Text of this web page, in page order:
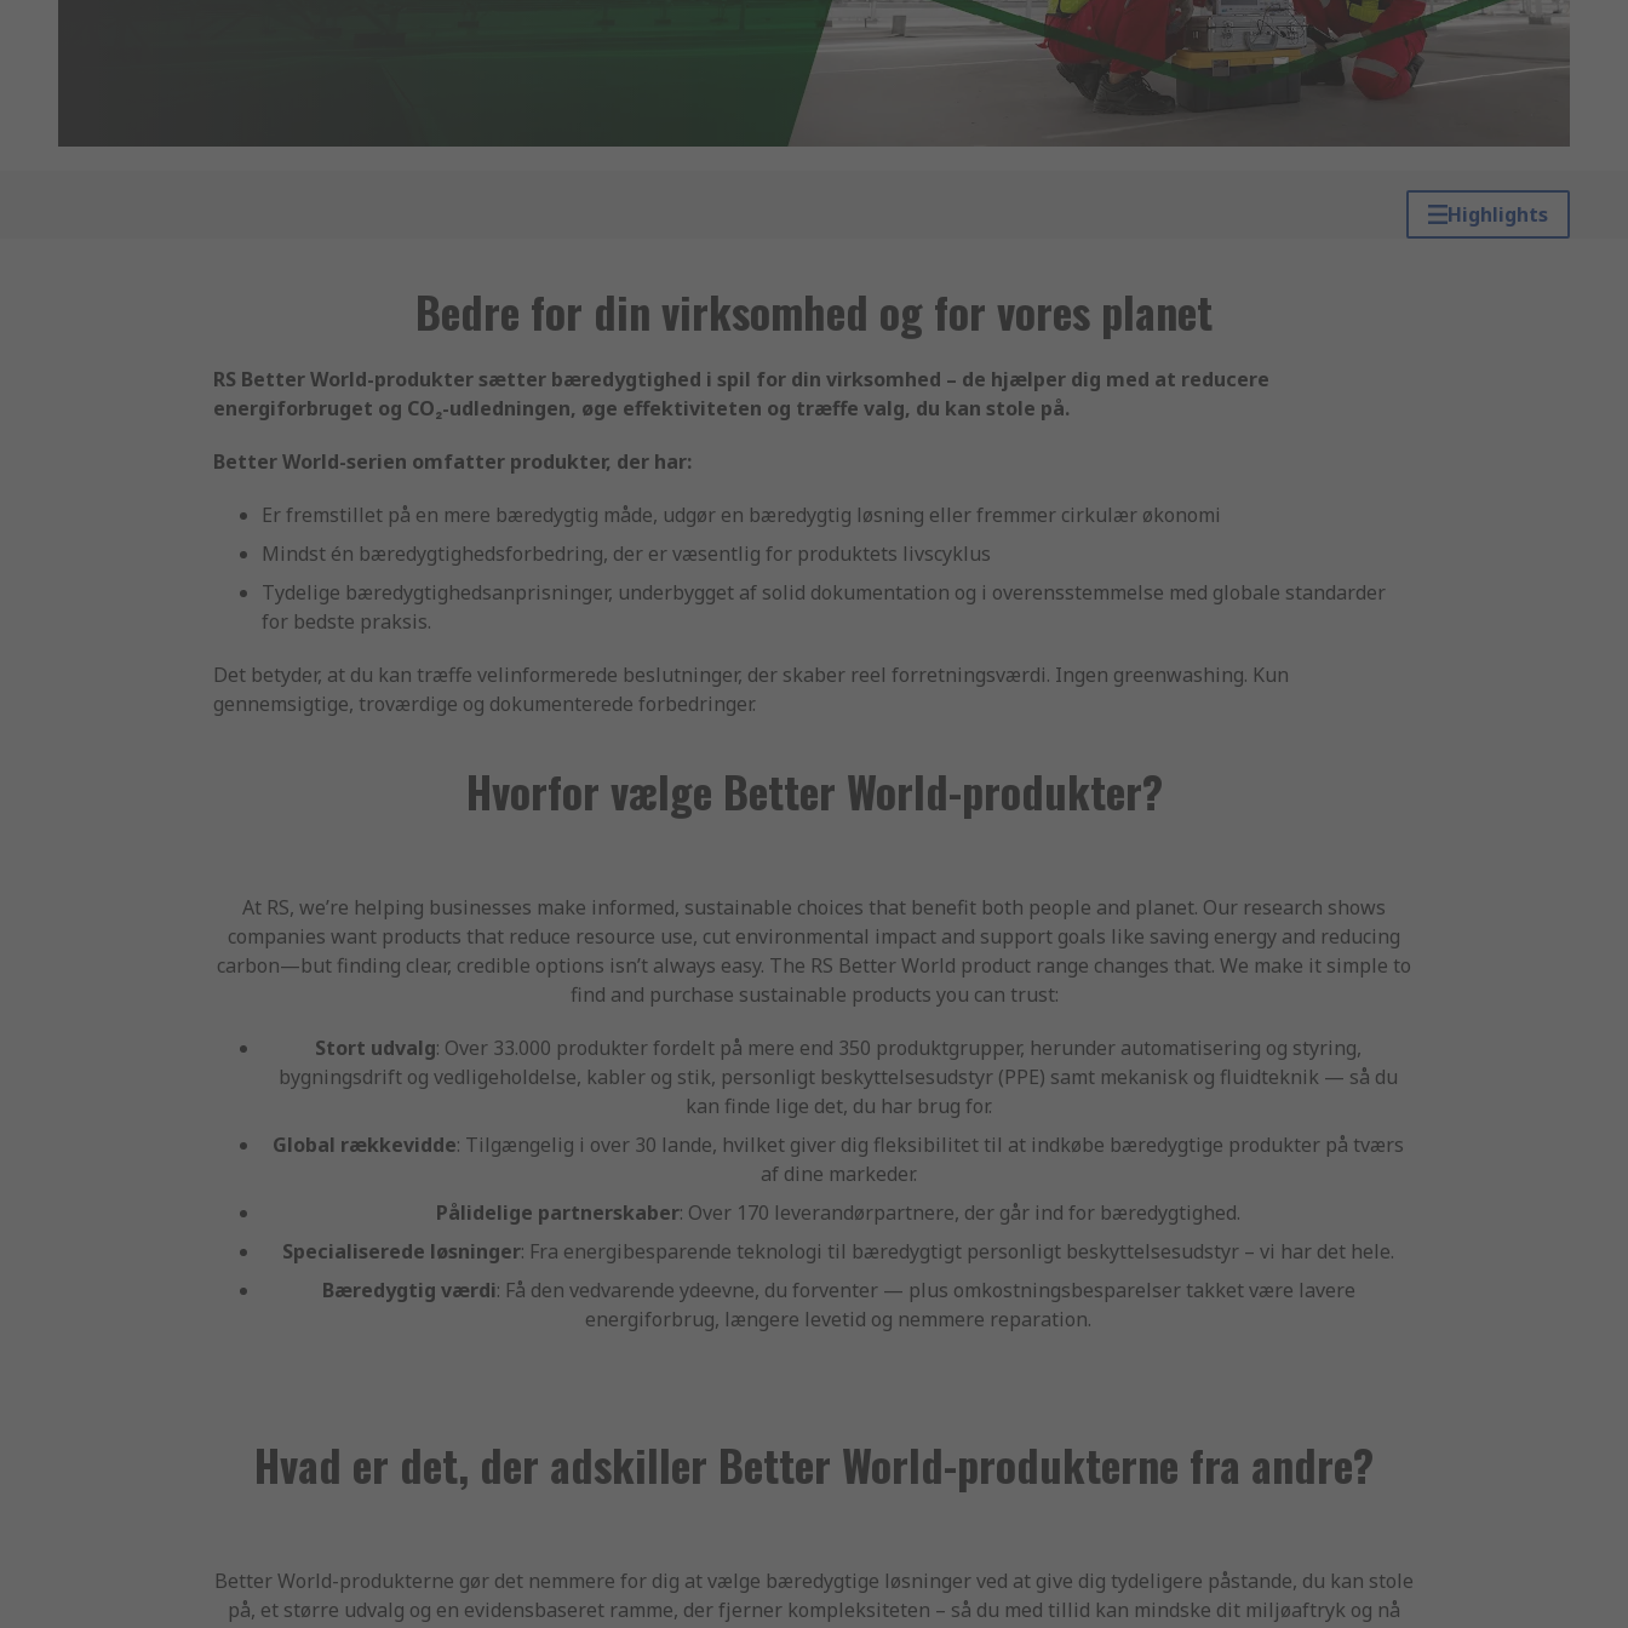
Highlights
Bedre for din virksomhed og for vores planet
RS Better World-produkter sætter bæredygtighed i spil for din virksomhed – de hjælper dig med at reducere
energiforbruget og CO₂-udledningen, øge effektiviteten og træffe valg, du kan stole på.
Better World-serien omfatter produkter, der har:
Er fremstillet på en mere bæredygtig måde, udgør en bæredygtig løsning eller fremmer cirkulær økonomi
Mindst én bæredygtighedsforbedring, der er væsentlig for produktets livscyklus
Tydelige bæredygtighedsanprisninger, underbygget af solid dokumentation og i overensstemmelse med globale standarder
for bedste praksis.
Det betyder, at du kan træffe velinformerede beslutninger, der skaber reel forretningsværdi. Ingen greenwashing. Kun
gennemsigtige, troværdige og dokumenterede forbedringer.
Hvorfor vælge Better World-produkter?
At RS, we’re helping businesses make informed, sustainable choices that benefit both people and planet. Our research shows
companies want products that reduce resource use, cut environmental impact and support goals like saving energy and reducing
carbon—but finding clear, credible options isn’t always easy. The RS Better World product range changes that. We make it simple to
find and purchase sustainable products you can trust:
Stort udvalg: Over 33.000 produkter fordelt på mere end 350 produktgrupper, herunder automatisering og styring,
bygningsdrift og vedligeholdelse, kabler og stik, personligt beskyttelsesudstyr (PPE) samt mekanisk og fluidteknik — så du
kan finde lige det, du har brug for.
Global rækkevidde: Tilgængelig i over 30 lande, hvilket giver dig fleksibilitet til at indkøbe bæredygtige produkter på tværs
af dine markeder.
Pålidelige partnerskaber: Over 170 leverandørpartnere, der går ind for bæredygtighed.
Specialiserede løsninger: Fra energibesparende teknologi til bæredygtigt personligt beskyttelsesudstyr – vi har det hele.
Bæredygtig værdi: Få den vedvarende ydeevne, du forventer — plus omkostningsbesparelser takket være lavere
energiforbrug, længere levetid og nemmere reparation.
Hvad er det, der adskiller Better World-produkterne fra andre?
Better World-produkterne gør det nemmere for dig at vælge bæredygtige løsninger ved at give dig tydeligere påstande, du kan stole
på, et større udvalg og en evidensbaseret ramme, der fjerner kompleksiteten – så du med tillid kan mindske dit miljøaftryk og nå